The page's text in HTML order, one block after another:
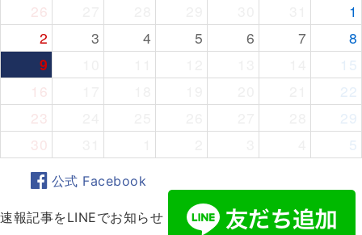
26
1
2
3 4 5 6 7
8
9
15
16
22
23
29
30
5
公式 Facebook
速報記事をLINEでお知らせ